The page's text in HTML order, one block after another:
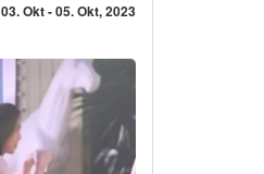
03. Okt - 05. Okt, 2023